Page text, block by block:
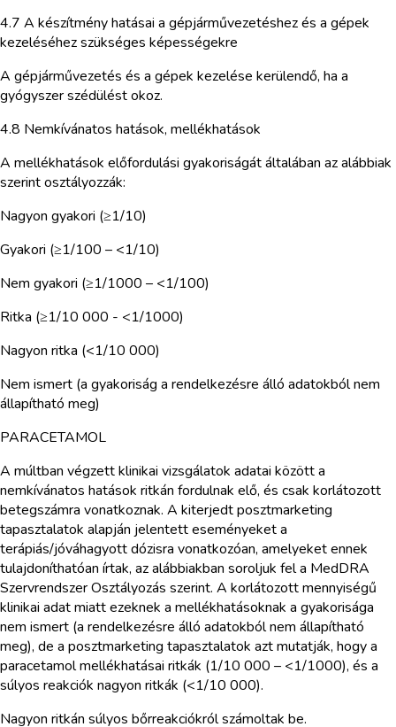
4.7 A készítmény hatásai a gépjárművezetéshez és a gépek
kezeléséhez szükséges képességekre
A gépjárművezetés és a gépek kezelése kerülendő, ha a
gyógyszer szédülést okoz.
4.8 Nemkívánatos hatások, mellékhatások
A mellékhatások előfordulási gyakoriságát általában az alábbiak
szerint osztályozzák:
Nagyon gyakori (≥1/10)
Gyakori (≥1/100 – <1/10)
Nem gyakori (≥1/1000 – <1/100)
Ritka (≥1/10 000 - <1/1000)
Nagyon ritka (<1/10 000)
Nem ismert (a gyakoriság a rendelkezésre álló adatokból nem
állapítható meg)
PARACETAMOL
A múltban végzett klinikai vizsgálatok adatai között a
nemkívánatos hatások ritkán fordulnak elő, és csak korlátozott
betegszámra vonatkoznak. A kiterjedt posztmarketing
tapasztalatok alapján jelentett eseményeket a
terápiás/jóváhagyott dózisra vonatkozóan, amelyeket ennek
tulajdoníthatóan írtak, az alábbiakban soroljuk fel a MedDRA
Szervrendszer Osztályozás szerint. A korlátozott mennyiségű
klinikai adat miatt ezeknek a mellékhatásoknak a gyakorisága
nem ismert (a rendelkezésre álló adatokból nem állapítható
meg), de a posztmarketing tapasztalatok azt mutatják, hogy a
paracetamol mellékhatásai ritkák (1/10 000 – <1/1000), és a
súlyos reakciók nagyon ritkák (<1/10 000).
Nagyon ritkán súlyos bőrreakciókról számoltak be.